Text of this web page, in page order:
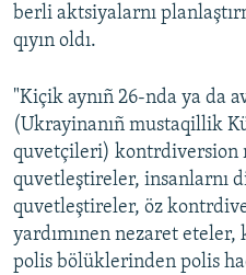
berli aktsiyalarnı
qıyın oldı.
"Kiçik aynıñ 26-nda ya da
(Ukrayinanıñ mustaqillik
quvetçileri) kontrdiversion
quvetleştireler, insanlarnı
quvetleştireler, öz
yardımınen nezaret
polis bölüklerinden polis